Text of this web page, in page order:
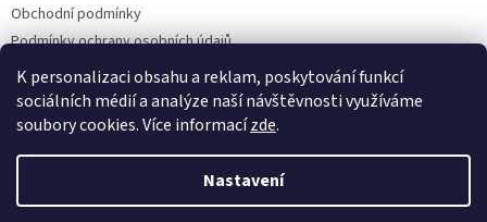
K personalizaci obsahu a reklam, poskytování funkcí
sociálních médií a analýze naší návštěvnosti využíváme
soubory cookies. Více informacízde.
Nastavení
Obchodní podmínky
Podmínky ochrany osobních údajů
Dodací a platební podmínky